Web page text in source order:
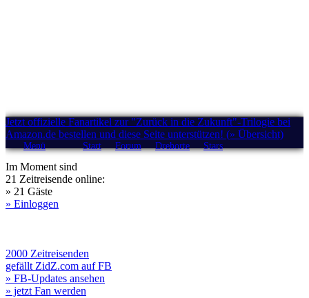
Jetzt offizielle Fanartikel zur "Zurück in die Zukunft"-Trilogie bei
Amazon.de bestellen und diese Seite unterstützen! (» Übersicht)
Menü Start Forum Drehorte Stars
Im Moment sind
21 Zeitreisende online:
» 21 Gäste
» Einloggen
2000 Zeitreisenden
gefällt ZidZ.com auf FB
» FB-Updates ansehen
» jetzt Fan werden